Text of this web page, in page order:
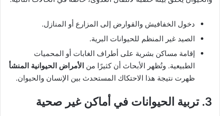
دخول الخفافيش والقوارض إلى المزارع أو المنازل.
الصيد غير المنظم للحيوانات البرية.
إقامة مساكن بشرية على أطراف الغابات أو المحميات
الطبيعية. وتُظهر الأبحاث أن كثيرًا من الأمراض الحيوانية المنشأ
ظهرت نتيجة هذا الاحتكاك المستحدث بين الإنسان والحيوان.
3. تربية الحيوانات في أماكن غير صحية